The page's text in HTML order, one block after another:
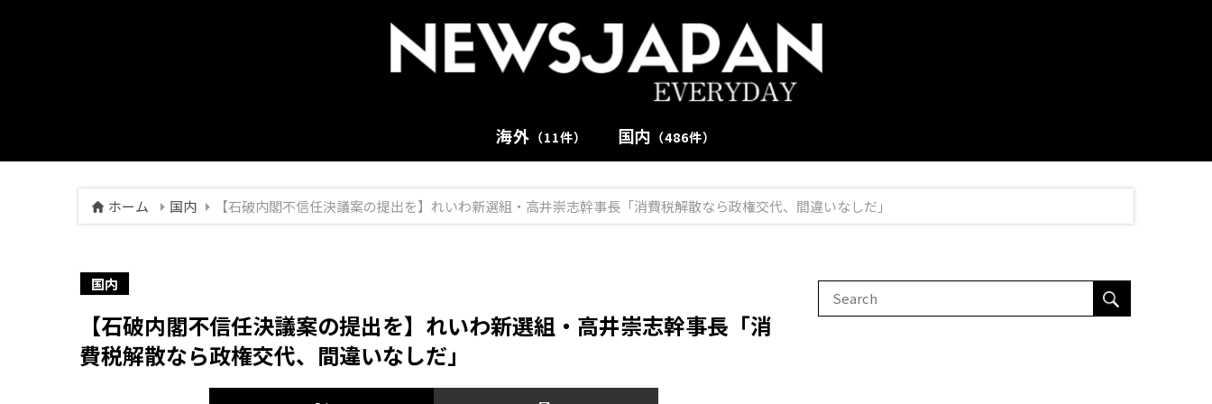
海外 （11件） 国内 （486件）
ホーム 国内 【石破内閣不信任決議案の提出を】れいわ新選組・高井崇志幹事長「消費税解散なら政権交代、間違いなしだ」
国内
【石破内閣不信任決議案の提出を】れいわ新選組・高井崇志幹事長「消
費税解散なら政権交代、間違いなしだ」